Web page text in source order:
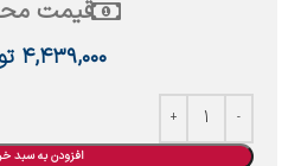
قیمت
۴,۴۳۹,۰۰۰
افزودن به سبد